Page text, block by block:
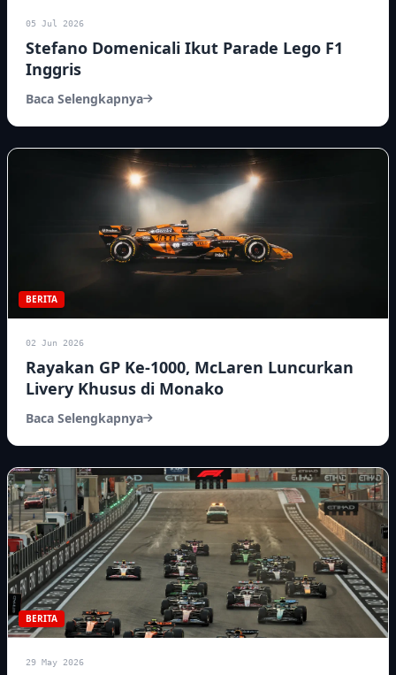
05 Jul 2026
Stefano Domenicali Ikut Parade Lego F1
Inggris
Baca Selengkapnya
BERITA
02 Jun 2026
Rayakan GP Ke-1000, McLaren Luncurkan
Livery Khusus di Monako
Baca Selengkapnya
BERITA
29 May 2026